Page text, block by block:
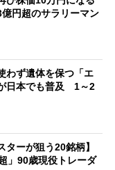
円超のサラリーマン
わず遺体を保つ「エ
日本でも普及 1～2
ターが狙う20銘柄】
」90歳現役トレーダ